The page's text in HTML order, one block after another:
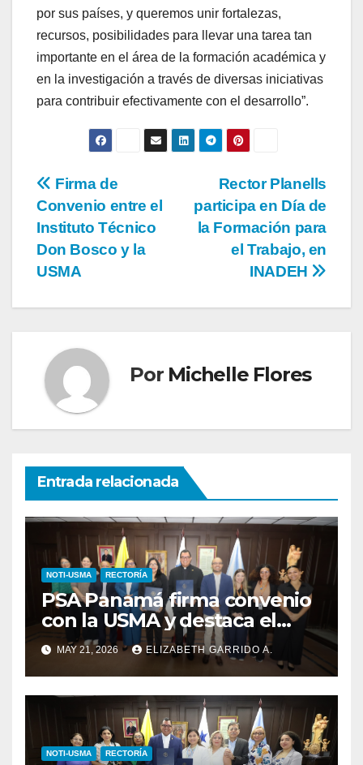
por sus países, y queremos unir fortalezas,
recursos, posibilidades para llevar una tarea tan
importante en el área de la formación académica y
en la investigación a través de diversas iniciativas
para contribuir efectivamente con el desarrollo”.
Rector Planells
participa en Día de
la Formación para
el Trabajo, en
INADEH
Firma de
Convenio entre el
Instituto Técnico
Don Bosco y la
USMA
Por Michelle Flores
Entrada relacionada
NOTI-USMA RECTORÍA
PSA Panamá firma convenio
con la USMA y destaca el
talento de sus estudiantes
MAY 21, 2026 ELIZABETH GARRIDO A.
NOTI-USMA RECTORÍA